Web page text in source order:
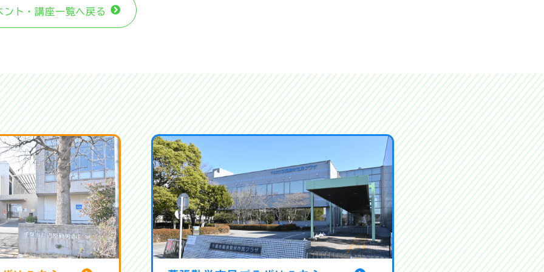
ント・講座⼀覧へ戻る